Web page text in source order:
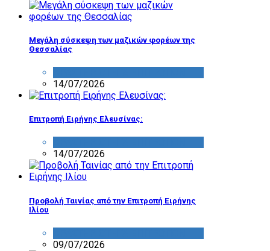
Μεγάλη σύσκεψη των μαζικών φορέων της
Θεσσαλίας
14/07/2026
Επιτροπή Ειρήνης Ελευσίνας:
14/07/2026
Προβολή Ταινίας από την Επιτροπή Ειρήνης
Ιλίου
09/07/2026